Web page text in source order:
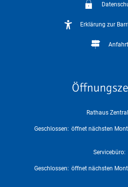
Erklärung zur
Anfahrt
Rathaus
Klicken, um weitere Öffnungs- oder
Geschlossen: öffnet nächsten
Servicebüro:
Klicken, um weitere Öffnungs- oder
Geschlossen: öffnet nächsten